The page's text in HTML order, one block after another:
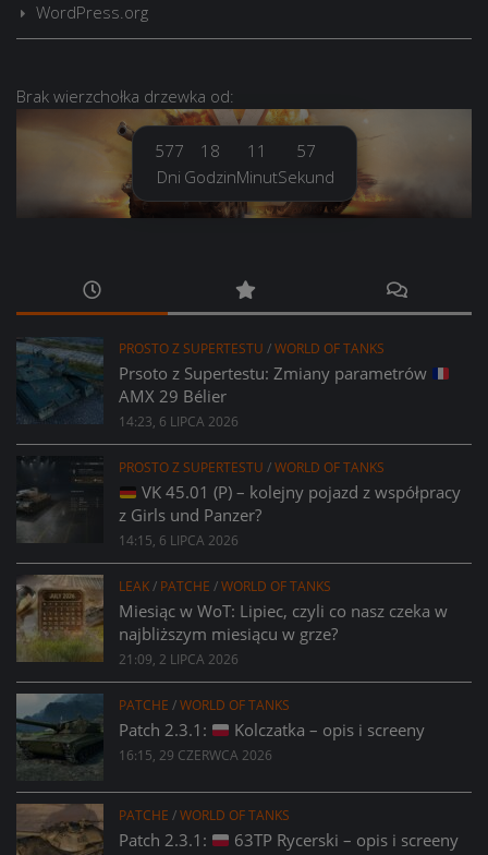
WordPress.org
Brak wierzchołka drzewka od:
577
Dni
18
Godzin
11
Minut
58
Sekund
PROSTO Z SUPERTESTU /WORLD OF TANKS
Prsoto z Supertestu: Zmiany parametrów
AMX 29 Bélier
14:23, 6 LIPCA 2026
PROSTO Z SUPERTESTU /WORLD OF TANKS
VK 45.01 (P) – kolejny pojazd z współpracy
z Girls und Panzer?
14:15, 6 LIPCA 2026
LEAK/ PATCHE /WORLD OF TANKS
Miesiąc w WoT: Lipiec, czyli co nasz czeka w
najbliższym miesiącu w grze?
21:09, 2 LIPCA 2026
PATCHE /WORLD OF TANKS
Patch 2.3.1: Kolczatka – opis i screeny
16:15, 29 CZERWCA 2026
PATCHE /WORLD OF TANKS
Patch 2.3.1: 63TP Rycerski – opis i screeny